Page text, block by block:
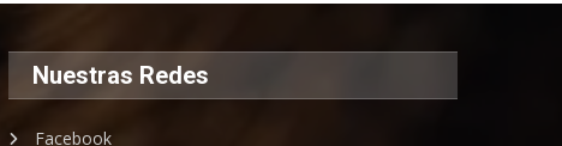
Nuestras Redes
Facebook